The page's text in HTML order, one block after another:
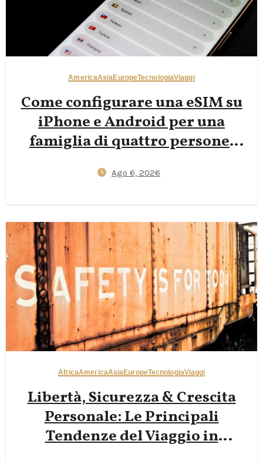
AmericaAsiaEuropeTecnologiaViaggi
Come configurare una eSIM su
iPhone e Android per una
famiglia di quattro persone:
ridurre i rifiuti di SIM in
connessi all’estero
Ago 6, 2026
AfricaAmericaAsiaEuropeTecnologiaViaggi
Libertà, Sicurezza & Crescita
Personale: Le Principali
Tendenze del Viaggio in